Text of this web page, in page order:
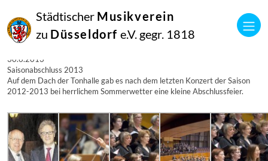
Städtischer Musikverein
zu Düsseldorf e.V. gegr. 1818
Juli
2013
Manfred Hill
30.6.2013
Saisonabschluss 2013
Auf dem Dach der Tonhalle gab es nach dem letzten Konzert der Saison
2012-2013 bei herrlichem Sommerwetter eine kleine Abschlussfeier.